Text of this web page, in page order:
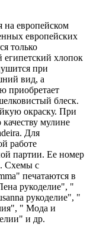
на европейском
европейских
только
хлопок
при
вид, а
приобретает
блеск.
окраску. При
мулине
Для
работе
партии. Ее номер
Схемы с
печатаются в
рукоделие", "
рукоделие", "
" Мода и
и др.